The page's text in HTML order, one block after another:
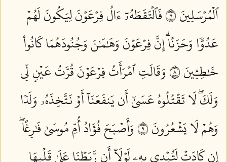
ٱلۡمُرۡسَلِينَ ٧
فَٱلۡتَقَطَهُۥٓ ءَالُ فِرۡعَوۡنَ لِيَكُونَ لَهُمۡ
عَدُوّٗا وَحَزَنًاۗ إِنَّ فِرۡعَوۡنَ وَهَٰمَٰنَ وَجُنُودَهُمَا كَانُواْ
خَٰطِـِٔينَ ٨
وَقَالَتِ ٱمۡرَأَتُ فِرۡعَوۡنَ قُرَّتُ عَيۡنٖ لِّي
وَلَكَۖ لَا تَقۡتُلُوهُ عَسَىٰٓ أَن يَنفَعَنَآ أَوۡ نَتَّخِذَهُۥ وَلَدٗا
وَهُمۡ لَا يَشۡعُرُونَ ٩
وَأَصۡبَحَ فُؤَادُ أُمِّ مُوسَىٰ فَٰرِغًاۖ
إِن كَادَتۡ لَتُبۡدِي بِهِۦ لَوۡلَآ أَن رَّبَطۡنَا عَلَىٰ قَلۡبِهَا